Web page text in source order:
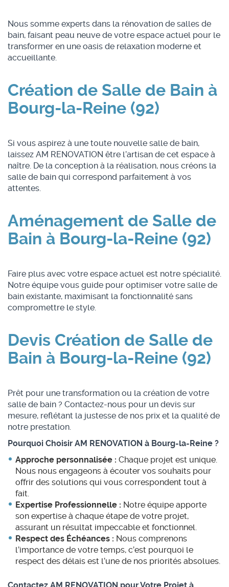
Nous somme experts dans la rénovation de salles de
bain, faisant peau neuve de votre espace actuel pour le
transformer en une oasis de relaxation moderne et
accueillante.
Création de Salle de Bain à
Bourg-la-Reine (92)
Si vous aspirez à une toute nouvelle salle de bain,
laissez AM RENOVATION être l’artisan de cet espace à
naître. De la conception à la réalisation, nous créons la
salle de bain qui correspond parfaitement à vos
attentes.
Aménagement de Salle de
Bain à Bourg-la-Reine (92)
Faire plus avec votre espace actuel est notre spécialité.
Notre équipe vous guide pour optimiser votre salle de
bain existante, maximisant la fonctionnalité sans
compromettre le style.
Devis Création de Salle de
Bain à Bourg-la-Reine (92)
Prêt pour une transformation ou la création de votre
salle de bain ? Contactez-nous pour un devis sur
mesure, reflétant la justesse de nos prix et la qualité de
notre prestation.
Pourquoi Choisir AM RENOVATION à Bourg-la-Reine ?
Approche personnalisée : Chaque projet est unique.
Nous nous engageons à écouter vos souhaits pour
offrir des solutions qui vous correspondent tout à
fait.
Expertise Professionnelle : Notre équipe apporte
son expertise à chaque étape de votre projet,
assurant un résultat impeccable et fonctionnel.
Respect des Échéances : Nous comprenons
l’importance de votre temps, c’est pourquoi le
respect des délais est l’une de nos priorités absolues.